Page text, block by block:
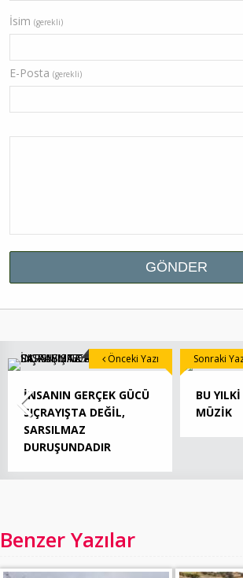
İsim (gerekli)
E-Posta (gerekli)
İNSANIN GERÇEK GÜCÜ
SIÇRAYIŞTA DEĞİL,
SARSILMAZ
DURUŞUNDADIR
Önceki Yazı
BU
MÜZİK
Sonraki
Benzer Yazılar